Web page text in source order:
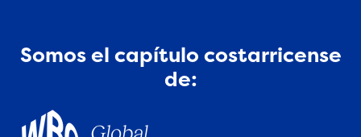
Somos el capítulo costarricense
de: